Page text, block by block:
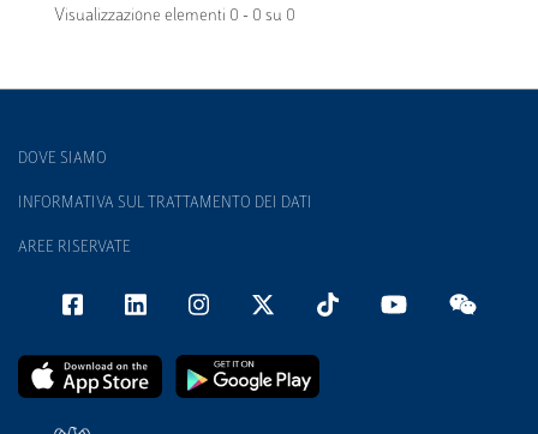
Visualizzazione elementi 0 - 0 su 0
DOVE SIAMO
INFORMATIVA SUL TRATTAMENTO DEI DATI
AREE RISERVATE